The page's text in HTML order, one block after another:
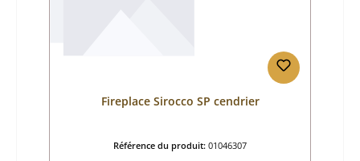
Fireplace Sirocco SP cendrier
Référence du produit: 01046307